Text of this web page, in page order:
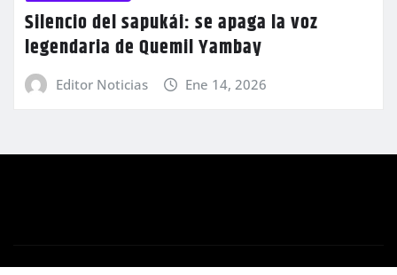
Silencio del sapukái: se apaga la voz
legendaria de Quemil Yambay
Editor Noticias Ene 14, 2026